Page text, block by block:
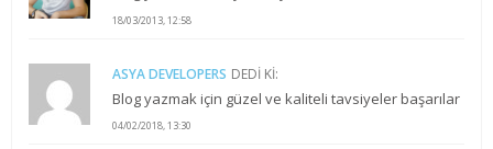
18/03/2013, 12:58
ASYA DEVELOPERS DEDI KI:
04/02/2018, 13:30
Blog yazmak için güzel ve kaliteli tavsiyeler başarılar